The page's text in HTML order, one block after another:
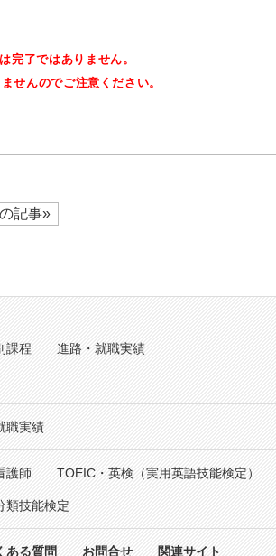
了ではありません。
せんのでご注意ください。
記事»
課程 進路・就職実績
職実績
護師 TOEIC・英検（実用英語技能検定）
類技能検定
ある質問 お問合せ 関連サイト